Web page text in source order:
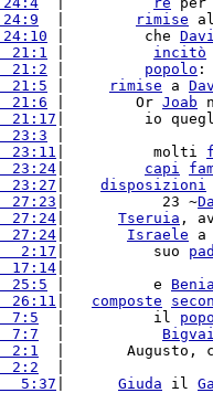
rimise
|         che
21:1 incitò
21:2 popolo :
21:5 rimise a
21:6 |        Or Joab
21:17 |         io
23:3 |
23:11 |          molti
23:24 capi
23:27 disposizioni
27:23 |           23 ~
27:24 Tseruia ,
27:24 Israele a
2:17 |          suo
17:14 |
25:5 |          e
26:11 composte
7:5
  |          il
7:7 Bigvai
2:1
|       Augusto,
2:2
|
5:37 Giuda il